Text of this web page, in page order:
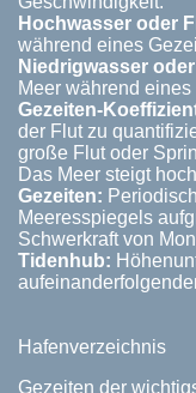
Hochwasser oder
während eines
Niedrigwasser
Meer während
Gezeiten-
der Flut zu
große Flut oder
Das Meer steigt
Gezeiten:
Meeresspiegels
Schwerkraft von
Tidenhub:
Hafenverzeichnis
Gezeiten der